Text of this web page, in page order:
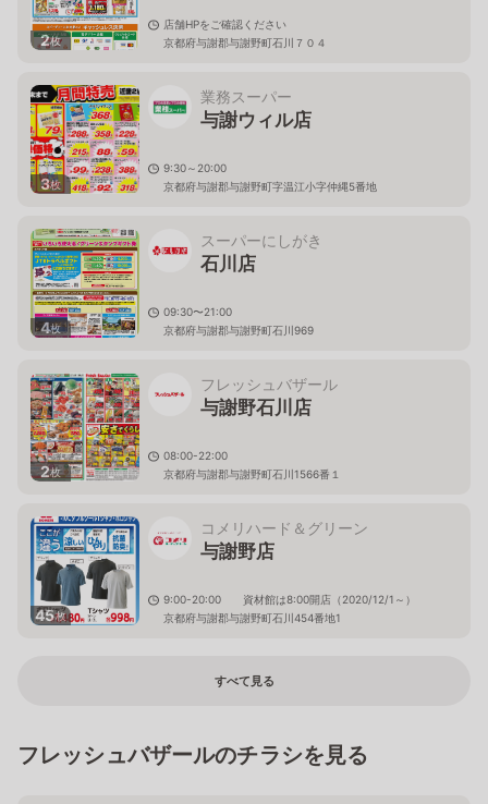
2枚
店舗HPをご確認ください
京都府与謝郡与謝野町石川７０４
3枚
業務スーパー
与謝ウィル店
9:30～20:00
京都府与謝郡与謝野町字温江小字仲縄5番地
4枚
スーパーにしがき
石川店
09:30〜21:00
京都府与謝郡与謝野町石川969
2枚
フレッシュバザール
与謝野石川店
08:00-22:00
京都府与謝郡与謝野町石川1566番１
45枚
コメリハード＆グリーン
与謝野店
9:00-20:00 資材館は8:00開店（2020/12/1～）
京都府与謝郡与謝野町石川454番地1
すべて見る
フレッシュバザールのチラシを見る